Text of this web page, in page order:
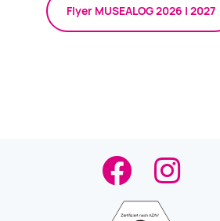
Flyer MUSEALOG 2026 | 2027